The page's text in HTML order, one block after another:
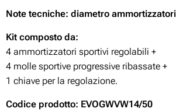
Note tecniche: diametro
Kit composto da:
4 ammortizzatori sportivi regolabili +
4 molle sportive progressive ribassate +
1 chiave per la regolazione.
Codice prodotto: EVOGWVW14/50